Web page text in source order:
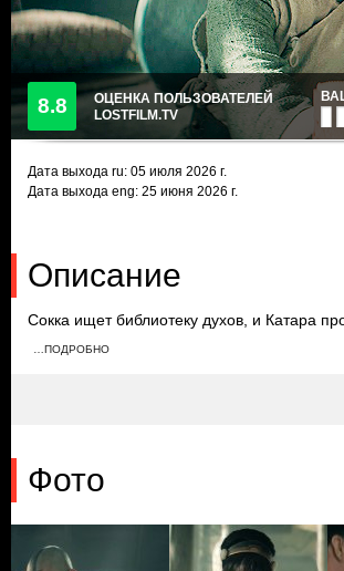
8.8
ОЦЕНКА ПОЛЬЗОВАТЕЛЕЙ
LOSTFILM.TV
Дата выхода ru: 05 июля 2026 г.
Дата выхода eng: 25 июня 2026 г.
Описание
Сокка ищет библиотеку духов, и Катара
огня, чтобы ее арестовали. Ван Ши Тонг
…ПОДРОБНО
Фото